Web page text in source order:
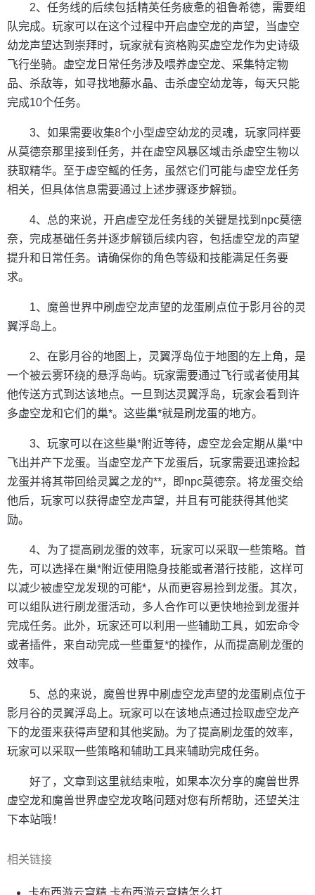
2、任务线的后续包括精英任务疲惫的祖鲁希德，需要组
队完成。玩家可以在这个过程中开启虚空龙的声望，当虚空
幼龙声望达到崇拜时，玩家就有资格购买虚空龙作为史诗级
飞行坐骑。虚空龙日常任务涉及喂养虚空龙、采集特定物
品、杀敌等，如寻找地藤水晶、击杀虚空幼龙等，每天只能
完成10个任务。
3、如果需要收集8个小型虚空幼龙的灵魂，玩家同样要
从莫德奈那里接到任务，并在虚空风暴区域击杀虚空生物以
获取精华。至于虚空鳐的任务，虽然它们可能与虚空龙任务
相关，但具体信息需要通过上述步骤逐步解锁。
4、总的来说，开启虚空龙任务线的关键是找到npc莫德
奈，完成基础任务并逐步解锁后续内容，包括虚空龙的声望
提升和日常任务。请确保你的角色等级和技能满足任务要
求。
1、魔兽世界中刷虚空龙声望的龙蛋刷点位于影月谷的灵
翼浮岛上。
2、在影月谷的地图上，灵翼浮岛位于地图的左上角，是
一个被云雾环绕的悬浮岛屿。玩家需要通过飞行或者使用其
他传送方式到达该地点。一旦到达灵翼浮岛，玩家会看到许
多虚空龙和它们的巢*。这些巢*就是刷龙蛋的地方。
3、玩家可以在这些巢*附近等待，虚空龙会定期从巢*中
飞出并产下龙蛋。当虚空龙产下龙蛋后，玩家需要迅速捡起
龙蛋并将其带回给灵翼之龙的**，即npc莫德奈。将龙蛋交给
他后，玩家可以获得虚空龙声望，并且有可能获得其他奖
励。
4、为了提高刷龙蛋的效率，玩家可以采取一些策略。首
先，可以选择在巢*附近使用隐身技能或者潜行技能，这样可
以减少被虚空龙发现的可能*，从而更容易捡到龙蛋。其次，
可以组队进行刷龙蛋活动，多人合作可以更快地捡到龙蛋并
完成任务。此外，玩家还可以利用一些辅助工具，如宏命令
或者插件，来自动完成一些重复*的操作，从而提高刷龙蛋的
效率。
5、总的来说，魔兽世界中刷虚空龙声望的龙蛋刷点位于
影月谷的灵翼浮岛上。玩家可以在该地点通过捡取虚空龙产
下的龙蛋来获得声望和其他奖励。为了提高刷龙蛋的效率，
玩家可以采取一些策略和辅助工具来辅助完成任务。
好了，文章到这里就结束啦，如果本次分享的魔兽世界
虚空龙和魔兽世界虚空龙攻略问题对您有所帮助，还望关注
下本站哦！
相关链接
卡布西游云穹精 卡布西游云穹精怎么打